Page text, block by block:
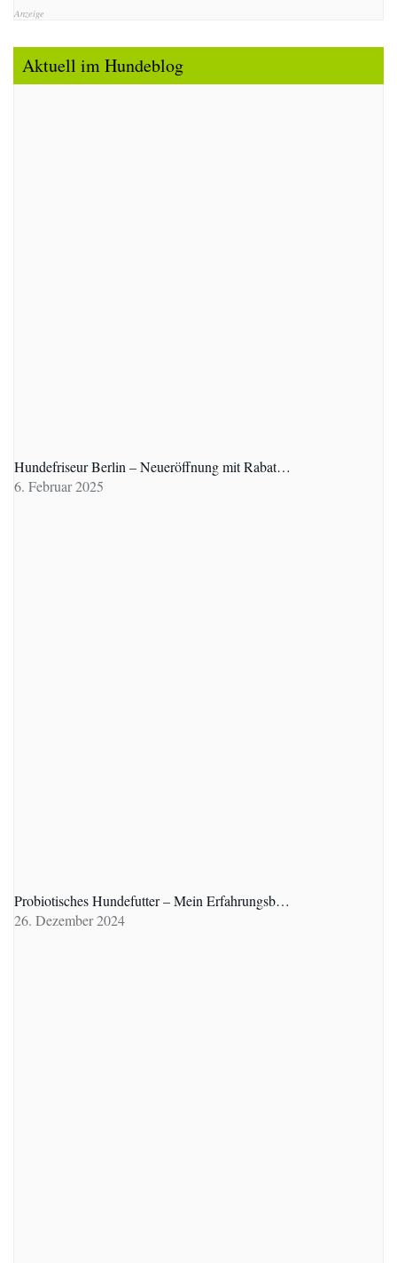
Anzeige
Aktuell im Hundeblog
Hundefriseur Berlin – Neueröffnung mit Rabat…
6. Februar 2025
Probiotisches Hundefutter – Mein Erfahrungsb…
26. Dezember 2024